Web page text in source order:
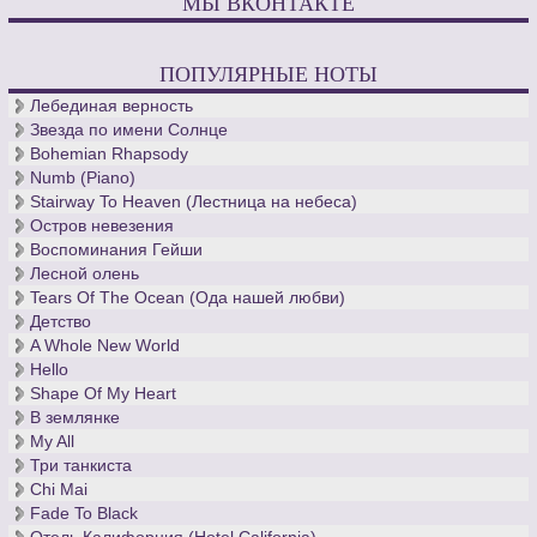
ПОПУЛЯРНЫЕ НОТЫ
Лебединая верность
Звезда по имени Солнце
Bohemian Rhapsody
Numb (Piano)
Stairway To Heaven (Лестница на небеса)
Остров невезения
Воспоминания Гейши
Лесной олень
Tears Of The Ocean (Ода нашей любви)
Детство
A Whole New World
Hello
Shape Of My Heart
В землянке
My All
Три танкиста
Chi Mai
Fade To Black